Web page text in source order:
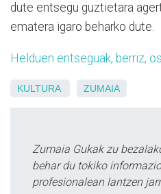
dute entsegu guztietara
ematera igaro beharko dute.
Helduen entseguak, berriz,
KULTURA ZUMAIA
Zumaia Gukak zu
behar du tokiko
profesionalean lantzen